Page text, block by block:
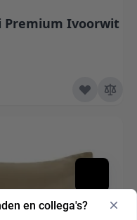
Premium Ivoorwit
en collega's?